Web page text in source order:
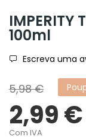
100ml
Escreva uma
5,98 €
2,99 €
Com IVA